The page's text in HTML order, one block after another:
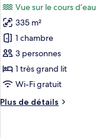
sur
la
ville,
en
coin
lit,
vue
sur
la
ville,
en
coin
les
photos
pour
ce
type
de
chambre :
Suite
Vue sur le cours d’eau
335 m²
1 chambre
3 personnes
1 très grand lit
Wi-Fi gratuit
Plus de détails
Plus